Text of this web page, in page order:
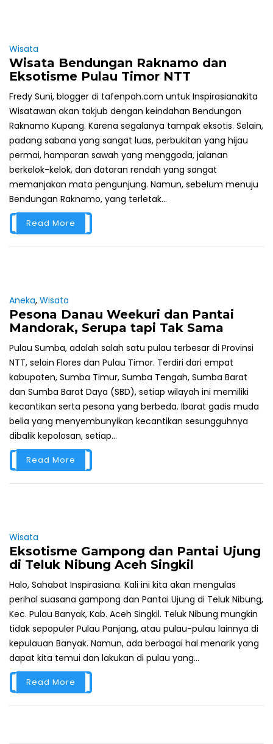
Wisata
Wisata Bendungan Raknamo dan
Eksotisme Pulau Timor NTT
Fredy Suni, blogger di tafenpah.com untuk Inspirasianakita
Wisatawan akan takjub dengan keindahan Bendungan
Raknamo Kupang. Karena segalanya tampak eksotis. Selain,
padang sabana yang sangat luas, perbukitan yang hijau
permai, hamparan sawah yang menggoda, jalanan
berkelok-kelok, dan dataran rendah yang sangat
memanjakan mata pengunjung. Namun, sebelum menuju
Bendungan Raknamo, yang terletak...
Read More
Aneka, Wisata
Pesona Danau Weekuri dan Pantai
Mandorak, Serupa tapi Tak Sama
Pulau Sumba, adalah salah satu pulau terbesar di Provinsi
NTT, selain Flores dan Pulau Timor. Terdiri dari empat
kabupaten, Sumba Timur, Sumba Tengah, Sumba Barat
dan Sumba Barat Daya (SBD), setiap wilayah ini memiliki
kecantikan serta pesona yang berbeda. Ibarat gadis muda
belia yang menyembunyikan kecantikan sesungguhnya
dibalik kepolosan, setiap...
Read More
Wisata
Eksotisme Gampong dan Pantai Ujung
di Teluk Nibung Aceh Singkil
Halo, Sahabat Inspirasiana. Kali ini kita akan mengulas
perihal suasana gampong dan Pantai Ujung di Teluk Nibung,
Kec. Pulau Banyak, Kab. Aceh Singkil. Teluk Nibung mungkin
tidak sepopuler Pulau Panjang, atau pulau-pulau lainnya di
kepulauan Banyak. Namun, ada berbagai hal menarik yang
dapat kita temui dan lakukan di pulau yang...
Read More